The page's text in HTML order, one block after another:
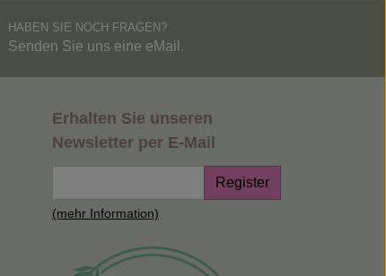
HABEN SIE NOCH FRAGEN?
Senden Sie uns eine eMail.
Erhalten Sie unseren
Newsletter per E-Mail
Register
(mehr Information)